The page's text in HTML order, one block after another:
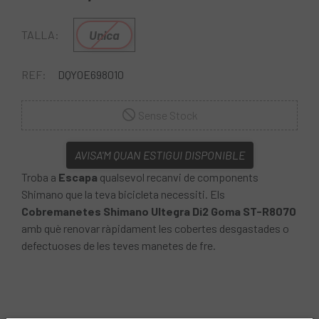
TALLA: Unica
REF: DQY0E698010
AVISA'M QUAN ESTIGUI DISPONIBLE
Troba a Escapa qualsevol recanvi de components
Shimano que la teva bicicleta necessiti. Els
Cobremanetes Shimano Ultegra Di2 Goma ST-R8070
amb què renovar ràpidament les cobertes desgastades o
defectuoses de les teves manetes de fre.